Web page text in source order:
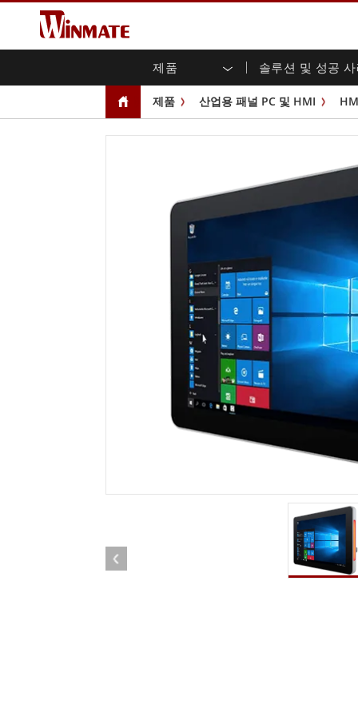
제품 솔루션 및 성공
엔터프라이즈 모빌리티
러기드 노트북
러기드 태블릿 컨트롤러
안드로이드 러기드 태블릿
울트라 러기드 태블릿
산업
멀티
오픈
패널
전면
USB
스테
차량 탑재형 컴퓨터
Windows 차량 탑재 컴퓨터
안드로이드 차량 탑재 컴퓨터
차량 탑재 컴퓨터용 태블릿
임베
박스
IoT
라디
견고한 로봇 컨트롤러
엣지 AI 모빌리티
로봇 컨트롤러
석유
ATEX
ATEX
견고한 로봇 컨트롤러 솔루션
AI
농업
교통
지능
셀프 서비스 키오스크
정부
스마트 충전소
성공
Winmate에 대하여 투자
보증
다운
마케팅 포털
파일
새로운 제품
뉴스
무역 박람회 이벤트
유튜
제품 산업용 패널 PC 및 HMI